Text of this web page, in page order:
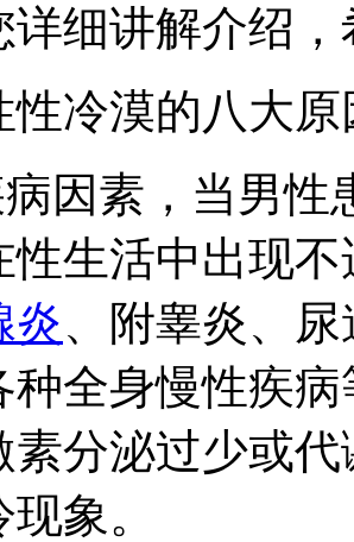
详细讲解介绍
冷漠的八大原
素，当男性
性生活中出现
炎、附睾炎、
种全身慢性疾
素分泌过少或
象。